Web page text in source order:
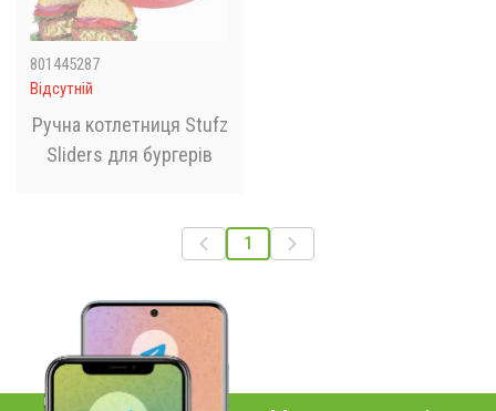
801445287
Відсутній
Ручна котлетниця Stufz
Sliders для бургерів
1